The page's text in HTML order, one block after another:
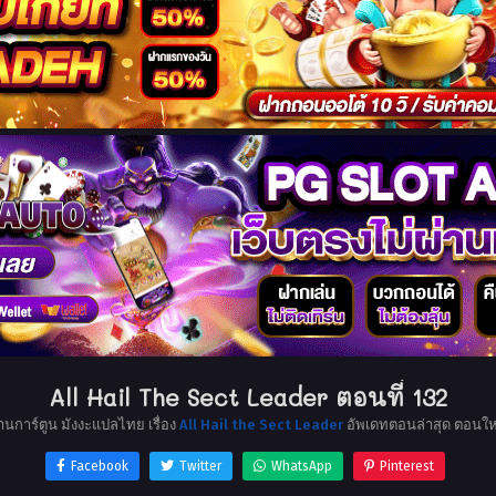
All Hail The Sect Leader ตอนที่ 132
นการ์ตูน มังงะแปลไทย เรื่อง All Hail the Sect Leader อัพเดทตอนล่าสุด ตอนใ
Facebook Twitter WhatsApp Pinterest